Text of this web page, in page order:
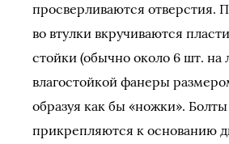
просверливаются отверстия.
во втулки вкручиваются
стойки (обычно около 6 шт. на
влагостойкой фанеры
образуя как бы «ножки». Болты
прикрепляются к основанию